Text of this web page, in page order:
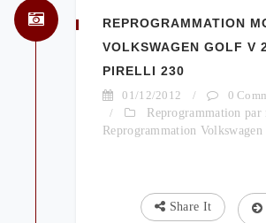
REPROGRAMMATION
VOLKSWAGEN GOLF V
PIRELLI 230
01/12/2012 / 0
/
Reprogrammation par
Reprogrammation Volkswagen
Share It